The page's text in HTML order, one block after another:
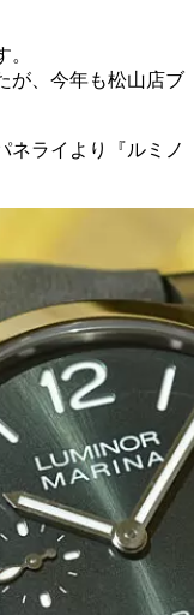
が、今年も松山店ブ
ネライより『ルミノ